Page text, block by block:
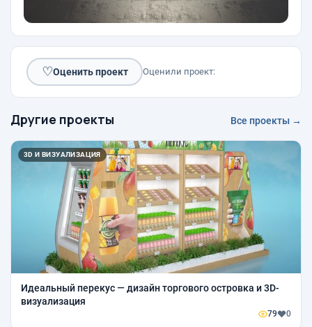
♡Оценить проект Оценили проект:
Другие проекты Все проекты →
3D И ВИЗУАЛИЗАЦИЯ
Идеальный перекус — дизайн торгового островка и 3D-
визуализация
79 0